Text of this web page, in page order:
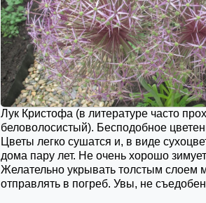
Лук Кристофа (в литературе часто
беловолосистый). Бесподобное
Цветы легко сушатся и, в виде
дома пару лет. Не очень хорошо
Желательно укрывать толстым слоем
отправлять в погреб. Увы, не